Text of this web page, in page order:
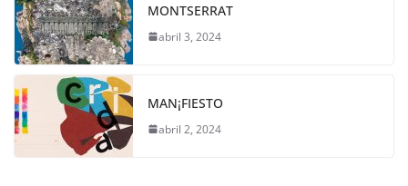
MONTSERRAT
abril 3, 2024
MAN¡FIESTO
abril 2, 2024